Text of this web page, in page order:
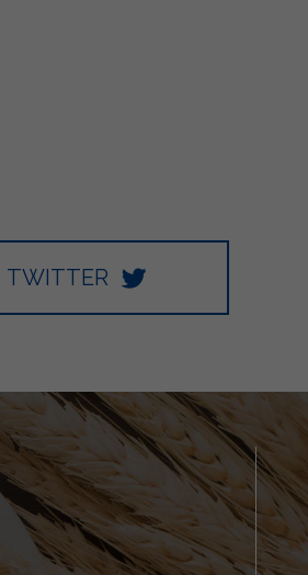
TWITTER